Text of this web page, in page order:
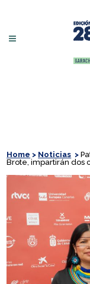
Home > Noticias >
Brote, impartirán dos